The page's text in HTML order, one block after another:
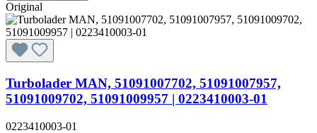
Original
Turbolader MAN, 51091007702, 51091007957,
51091009702, 51091009957 | 0223410003-01
0223410003-01